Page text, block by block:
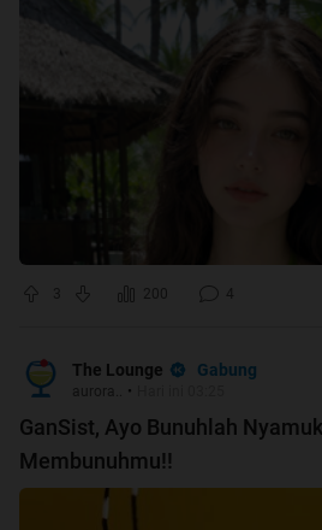
3 200 4
The Lounge Gabung
aurora.. •
GanSist, Ayo Bunuhlah
Membunuhmu!!